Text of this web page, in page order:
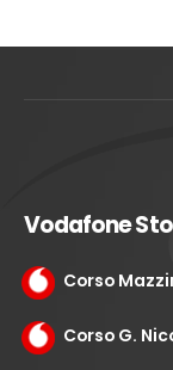
Vodafone
Corso
Corso G.